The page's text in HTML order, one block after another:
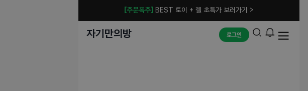
[주문폭주] BEST 토이 + 젤 초특가 보러가기 >
자기만의방 로그인